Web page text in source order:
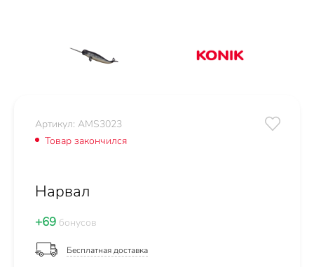
Артикул: AMS3023
Товар закончился
Нарвал
+69 бонусов
Бесплатная доставка